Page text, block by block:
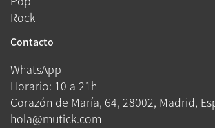
Rock
Contacto
WhatsApp
Horario: 10 a 21h
Corazón de María, 64, 28002, Madrid,
hola@mutick.com